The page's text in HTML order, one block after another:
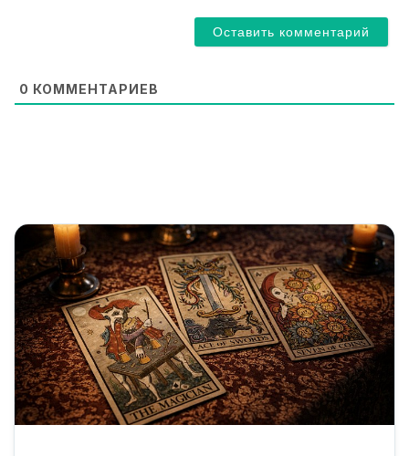
0 КОММЕНТАРИЕВ